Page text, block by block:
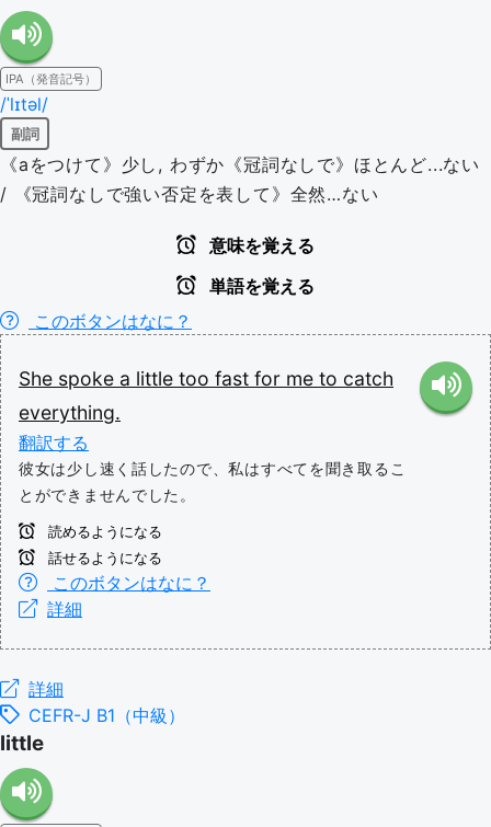
IPA（発音記号）
/ˈlɪtəl/
副詞
《aをつけて》少し, わずか《冠詞なしで》ほとんど...ない
/ 《冠詞なしで強い否定を表して》全然…ない
意味を覚える
単語を覚える
このボタンはなに？
She spoke a little too fast for me to catch
everything.
翻訳する
彼女は少し速く話したので、私はすべてを聞き取るこ
とができませんでした。
読めるようになる
話せるようになる
このボタンはなに？
詳細
詳細
CEFR-J B1（中級）
little